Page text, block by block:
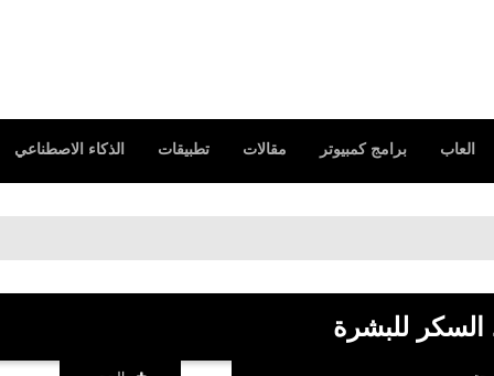
العاب برامج كمبيوتر مقالات تطبيقات الذكاء الاصطناعي
السكر للبشرة